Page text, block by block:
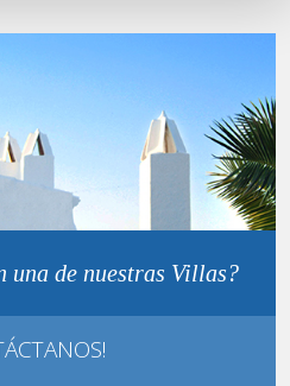
una de nuestras Villas?